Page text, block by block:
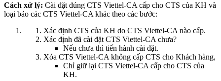
Cách xử lý: Cài đặt đúng CTS Viettel-CA cấp cho CTS của KH và
loại bảo các CTS Viettel-CA khác theo các bước:
Xác định CTS của KH do CTS Viettel-CA nào cấp.
Xác định đã cài đặt CTS Viettel-CA chưa?
Nếu chưa thì tiến hành cài đặt.
Xóa CTS Viettel-CA không cấp CTS cho Khách hàng,
Chỉ giữ lại CTS Viettel-CA cấp cho CTS của
KH.